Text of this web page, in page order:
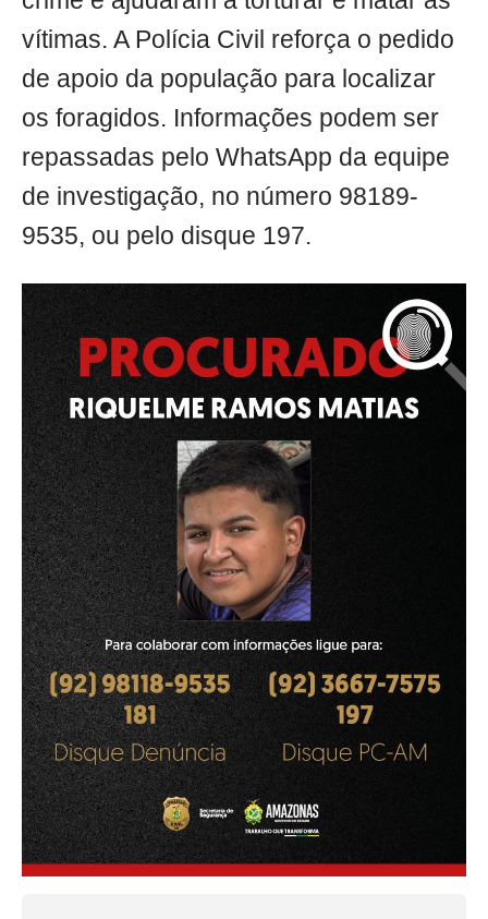
vítimas. A Polícia Civil reforça o pedido
de apoio da população para localizar
os foragidos. Informações podem ser
repassadas pelo WhatsApp da equipe
de investigação, no número 98189-
9535, ou pelo disque 197.